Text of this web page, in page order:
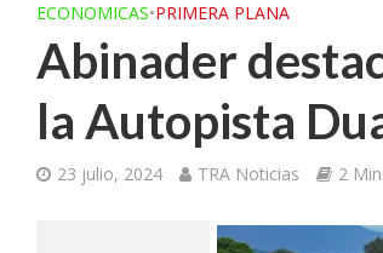
ECONOMICAS•PRIMERA PLANA
Abinader
la Autopista
23 julio, 2024 TRA Noticias 2